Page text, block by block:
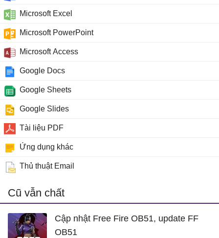
Microsoft Excel
Microsoft PowerPoint
Microsoft Access
Google Docs
Google Sheets
Google Slides
Tài liệu PDF
Ứng dụng khác
Thủ thuật Email
Cũ vẫn chất
Cập nhật Free Fire OB51, update FF
OB51